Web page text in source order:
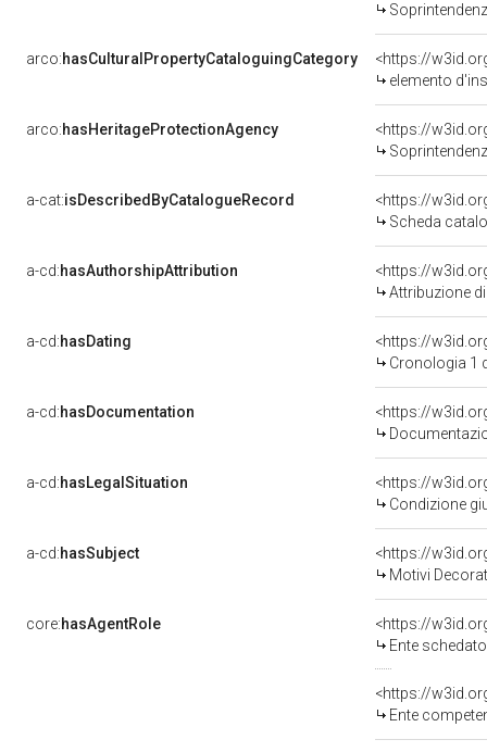
arco:hasCulturalPropertyCataloguingCategory
<https://
elemento
arco:hasHeritageProtectionAgency
<https://
a-cat:isDescribedByCatalogueRecord
<https://
Scheda
a-cd:hasAuthorshipAttribution
Attribuzione
a-cd:hasDating
<https://
Cronologia 1
a-cd:hasDocumentation
a-cd:hasLegalSituation
Condizione
a-cd:hasSubject
<https://
Motivi
core:hasAgentRole
<https://
Ente
<https://
Ente competente per